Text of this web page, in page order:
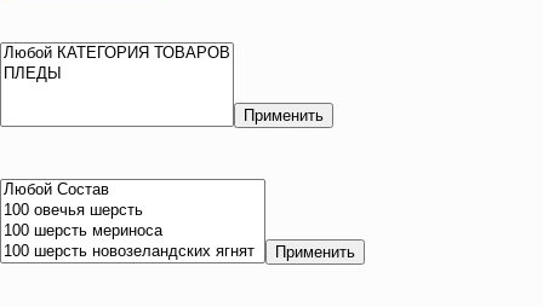
Применить
Применить